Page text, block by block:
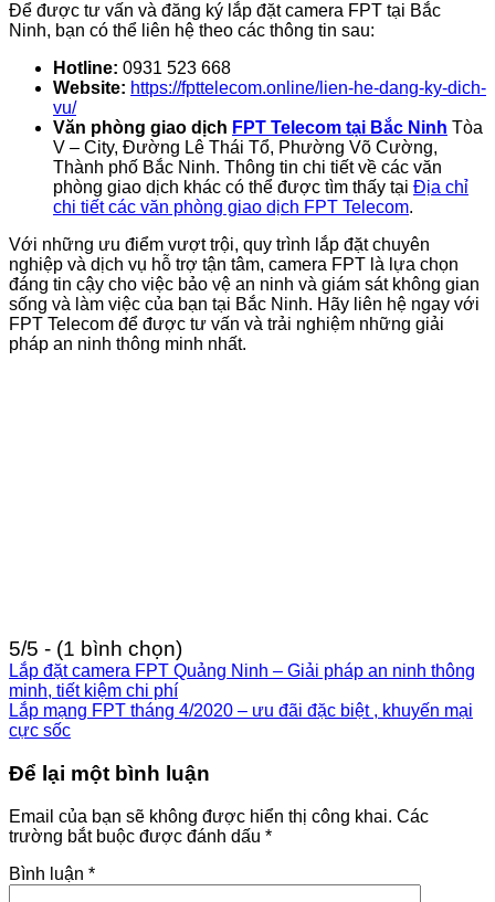
Để được tư vấn và đăng ký lắp đặt camera FPT tại Bắc
Ninh, bạn có thể liên hệ theo các thông tin sau:
Hotline: 0931 523 668
Website: https://fpttelecom.online/lien-he-dang-ky-dich-
vu/
Văn phòng giao dịch FPT Telecom tại Bắc Ninh Tòa
V – City, Đường Lê Thái Tổ, Phường Võ Cường,
Thành phố Bắc Ninh. Thông tin chi tiết về các văn
phòng giao dịch khác có thể được tìm thấy tại Địa chỉ
chi tiết các văn phòng giao dịch FPT Telecom.
Với những ưu điểm vượt trội, quy trình lắp đặt chuyên
nghiệp và dịch vụ hỗ trợ tận tâm, camera FPT là lựa chọn
đáng tin cậy cho việc bảo vệ an ninh và giám sát không gian
sống và làm việc của bạn tại Bắc Ninh. Hãy liên hệ ngay với
FPT Telecom để được tư vấn và trải nghiệm những giải
pháp an ninh thông minh nhất.
5/5 - (1 bình chọn)
Lắp đặt camera FPT Quảng Ninh – Giải pháp an ninh thông
minh, tiết kiệm chi phí
Lắp mạng FPT tháng 4/2020 – ưu đãi đặc biệt , khuyến mại
cực sốc
Để lại một bình luận
Email của bạn sẽ không được hiển thị công khai. Các
trường bắt buộc được đánh dấu *
Bình luận *